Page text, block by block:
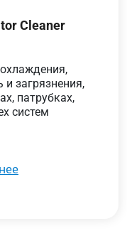
Cleaner
загрязнения,
патрубках,
систем